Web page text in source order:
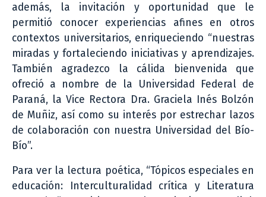
además, la invitación y oportunidad que le
permitió conocer experiencias afines en otros
contextos universitarios, enriqueciendo “nuestras
miradas y fortaleciendo iniciativas y aprendizajes.
También agradezco la cálida bienvenida que
ofreció a nombre de la Universidad Federal de
Paraná, la Vice Rectora Dra. Graciela Inés Bolzón
de Muñiz, así como su interés por estrechar lazos
de colaboración con nuestra Universidad del Bío-
Bío”.
Para ver la lectura poética, “Tópicos especiales en
educación: Interculturalidad crítica y Literatura